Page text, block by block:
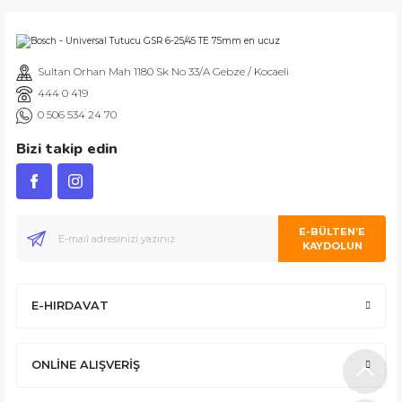
İşlerini özen ve özveri ile yapan bir işletme. Müşteri memnuniyeti için
Ürününün arkasında olan olumlu bir site. Aynı gün ürün kargolama
İlk defa alışveriş yapmama rağmen şunu gönül rahatlığıyla
Sultan Orhan Mah 1180 Sk No 33/A Gebze / Kocaeli
444 0 419
0 506 534 24 70
Bizi takip edin
E-BÜLTEN’E
KAYDOLUN
E-HIRDAVAT
ONLİNE ALIŞVERİŞ